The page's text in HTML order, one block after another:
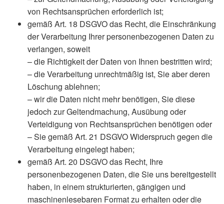
von Rechtsansprüchen erforderlich ist;
gemäß Art. 18 DSGVO das Recht, die Einschränkung
der Verarbeitung Ihrer personenbezogenen Daten zu
verlangen, soweit
– die Richtigkeit der Daten von Ihnen bestritten wird;
– die Verarbeitung unrechtmäßig ist, Sie aber deren
Löschung ablehnen;
– wir die Daten nicht mehr benötigen, Sie diese
jedoch zur Geltendmachung, Ausübung oder
Verteidigung von Rechtsansprüchen benötigen oder
– Sie gemäß Art. 21 DSGVO Widerspruch gegen die
Verarbeitung eingelegt haben;
gemäß Art. 20 DSGVO das Recht, Ihre
personenbezogenen Daten, die Sie uns bereitgestellt
haben, in einem strukturierten, gängigen und
maschinenlesebaren Format zu erhalten oder die